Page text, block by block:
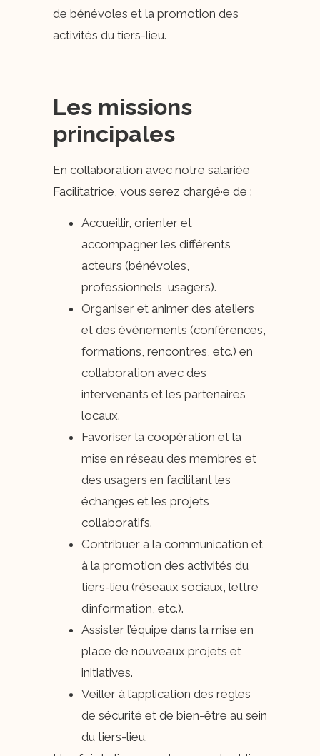
de bénévoles et la promotion des
activités du tiers-lieu.
Les missions
principales
En collaboration avec notre salariée
Facilitatrice, vous serez chargé·e de :
Accueillir, orienter et
accompagner les différents
acteurs (bénévoles,
professionnels, usagers).
Organiser et animer des ateliers
et des événements (conférences,
formations, rencontres, etc.) en
collaboration avec des
intervenants et les partenaires
locaux.
Favoriser la coopération et la
mise en réseau des membres et
des usagers en facilitant les
échanges et les projets
collaboratifs.
Contribuer à la communication et
à la promotion des activités du
tiers-lieu (réseaux sociaux, lettre
d’information, etc.).
Assister l’équipe dans la mise en
place de nouveaux projets et
initiatives.
Veiller à l’application des règles
de sécurité et de bien-être au sein
du tiers-lieu.